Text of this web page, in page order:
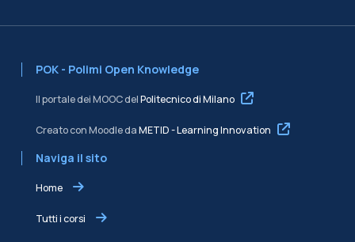
POK - Polimi Open Knowledge
Il portale dei MOOC delPolitecnico di Milano
Creato con Moodle daMETID - Learning Innovation
Naviga il sito
Home
Tutti i corsi